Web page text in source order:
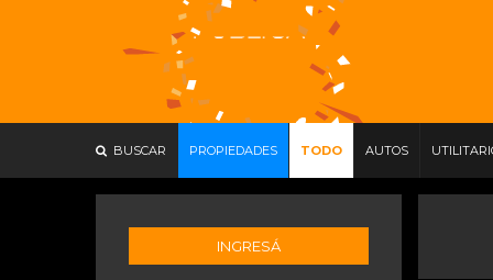
BUSCAR PROPIEDADES TODO AUTOS
INGRESÁ